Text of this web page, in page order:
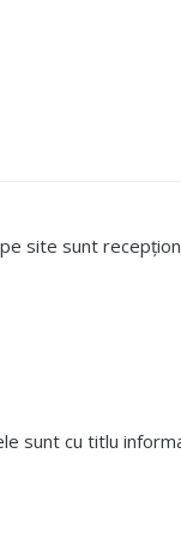
site sunt
sunt cu titlu